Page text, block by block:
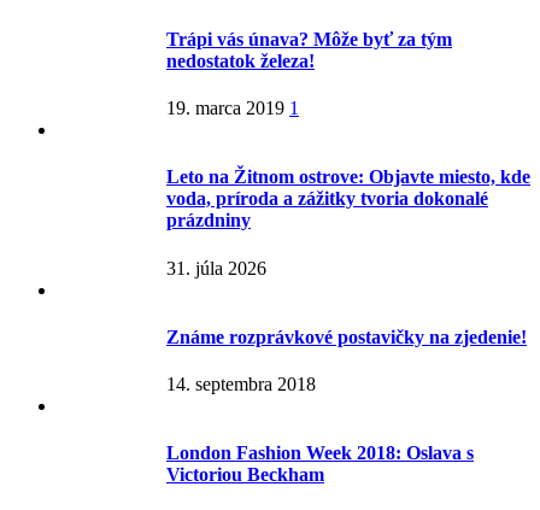
Trápi vás únava? Môže byť za tým
nedostatok železa!
19. marca 2019 1
Leto na Žitnom ostrove: Objavte miesto, kde
voda, príroda a zážitky tvoria dokonalé
prázdniny
31. júla 2026
Známe rozprávkové postavičky na zjedenie!
14. septembra 2018
London Fashion Week 2018: Oslava s
Victoriou Beckham